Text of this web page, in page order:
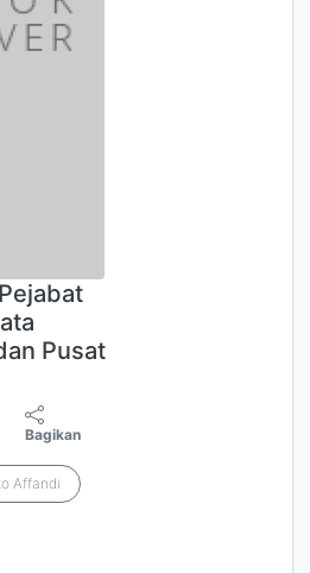
Pusat
Bagikan
Affandi